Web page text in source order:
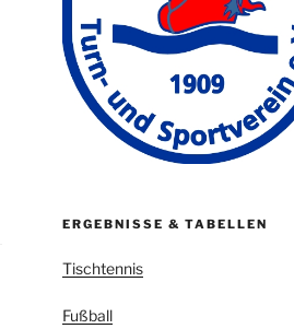
ERGEBNISSE & TABELLEN
Tischtennis
Fußball